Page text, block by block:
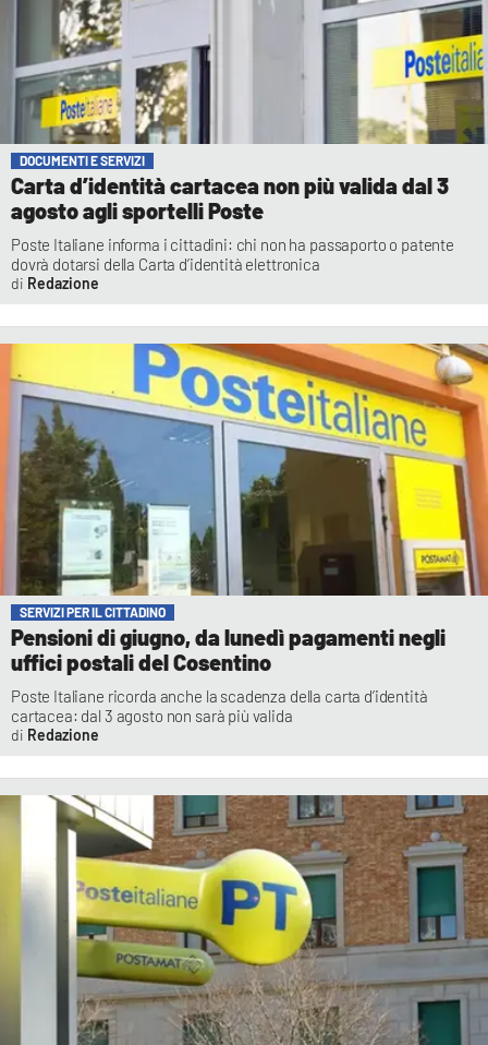
DOCUMENTI E SERVIZI
Carta d’identità cartacea non più valida dal 3
agosto agli sportelli Poste
Poste Italiane informa i cittadini: chi non ha passaporto o patente
dovrà dotarsi della Carta d’identità elettronica
Redazione
SERVIZI PER IL CITTADINO
Pensioni di giugno, da lunedì pagamenti negli
uffici postali del Cosentino
Poste Italiane ricorda anche la scadenza della carta d’identità
cartacea: dal 3 agosto non sarà più valida
Redazione